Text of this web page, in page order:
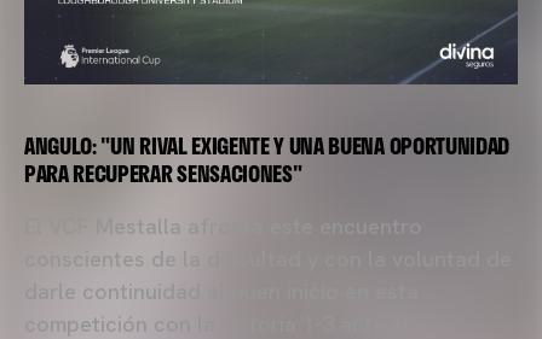
ANGULO: "UN RIVAL EXIGENTE Y UNA BUENA OPORTUNIDAD
PARA RECUPERAR SENSACIONES"
El VCF Mestalla afronta este encuentro
conscientes de la dificultad y con la voluntad de
darle continuidad al buen inicio en esta
competición con la victoria 1-3 ante el